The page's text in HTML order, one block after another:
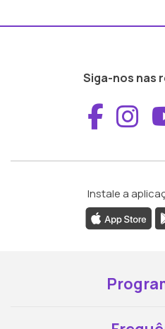
Siga-nos nas
Instale a